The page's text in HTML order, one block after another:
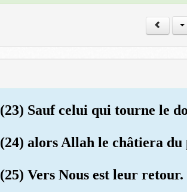
(23) Sauf celui qui tourne le
(24) alors Allah le châtiera
(25) Vers Nous est leur retour.